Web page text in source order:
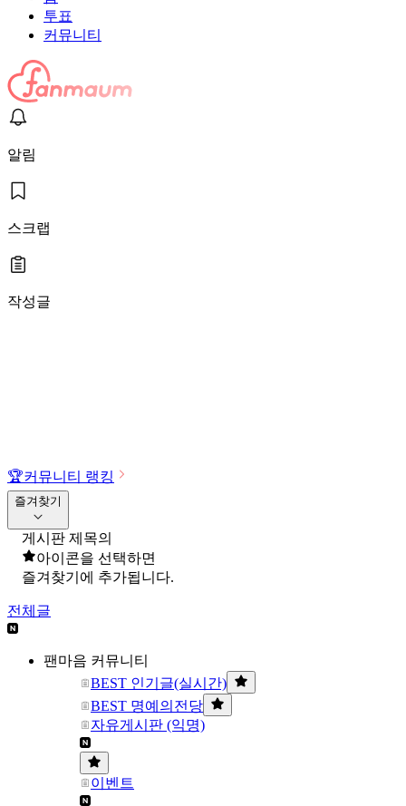
투표
커뮤니티
알림
스크랩
작성글
🏆커뮤니티 랭킹
즐겨찾기
게시판 제목의
아이콘을 선택하면
즐겨찾기에 추가됩니다.
전체글
팬마음 커뮤니티
BEST 인기글(실시간)
BEST 명예의전당
자유게시판 (익명)
이벤트